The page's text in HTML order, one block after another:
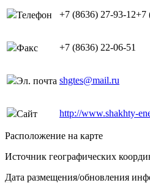
Телефон +7 (8636) 27-93-12+7
Факс +7 (8636) 22-06-51
Эл. почта shgtes@mail.ru
Сайт http://www.shakhty-
Расположение на карте
Источник географических
Дата размещения/обновления